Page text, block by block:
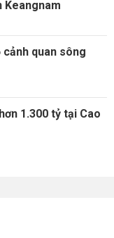
Keangnam
quan sông
1.300 tỷ tại Cao